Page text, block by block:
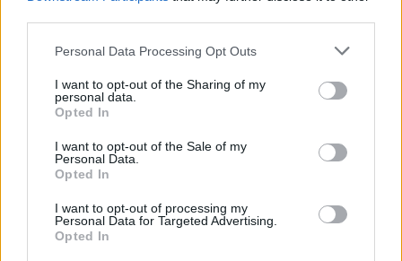
Personal Data Processing Opt Outs
I want to opt-out of the Sharing of my
personal data.
Opted In
I want to opt-out of the Sale of my
Personal Data.
Opted In
I want to opt-out of processing my
Personal Data for Targeted Advertising.
Opted In
γεννητικά του όργανα σε
ΣΉΜΕΡΑ
Ο συγκεκριμένος άνδρας είχε συλληφθεί
μόλις πριν από λίγες ημέρες για ακριβώς
Φωτιά στην Κρήνη Φαρσάλων:
ΣΉΜΕΡΑ